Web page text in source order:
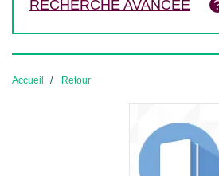
RECHERCHE AVANCÉE
Accueil Retour